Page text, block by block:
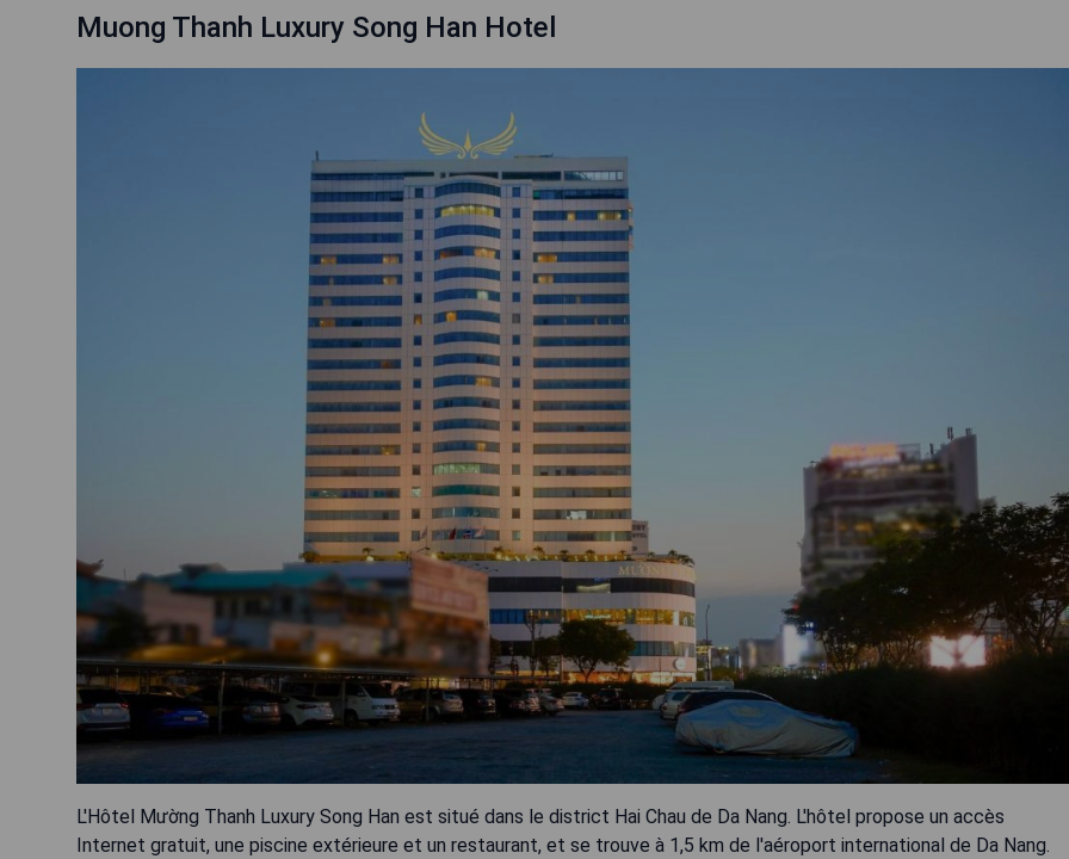
Muong Thanh Luxury Song Han Hotel
L'Hôtel Mường Thanh Luxury Song Han est situé dans le district Hai Chau de Da Nang. L'hôtel propose un accès
Internet gratuit, une piscine extérieure et un restaurant, et se trouve à 1,5 km de l'aéroport international de Da Nang.